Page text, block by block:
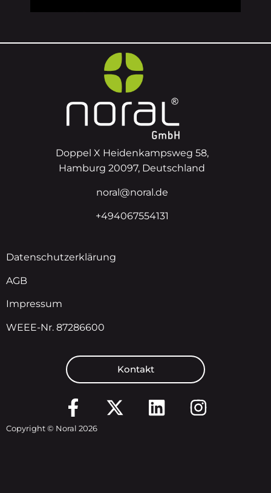
Doppel X Heidenkampsweg 58,
Hamburg 20097, Deutschland
noral@noral.de
+494067554131
Datenschutzerklärung
AGB
Impressum
WEEE-Nr. 87286600
Kontakt
Copyright © Noral 2026